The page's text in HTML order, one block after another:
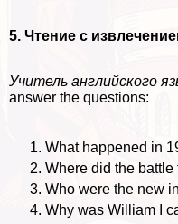
5. Чтение с
Учитель английского
answer the questions:
What happened in
Where did the battle
Who were the new
Why was William I